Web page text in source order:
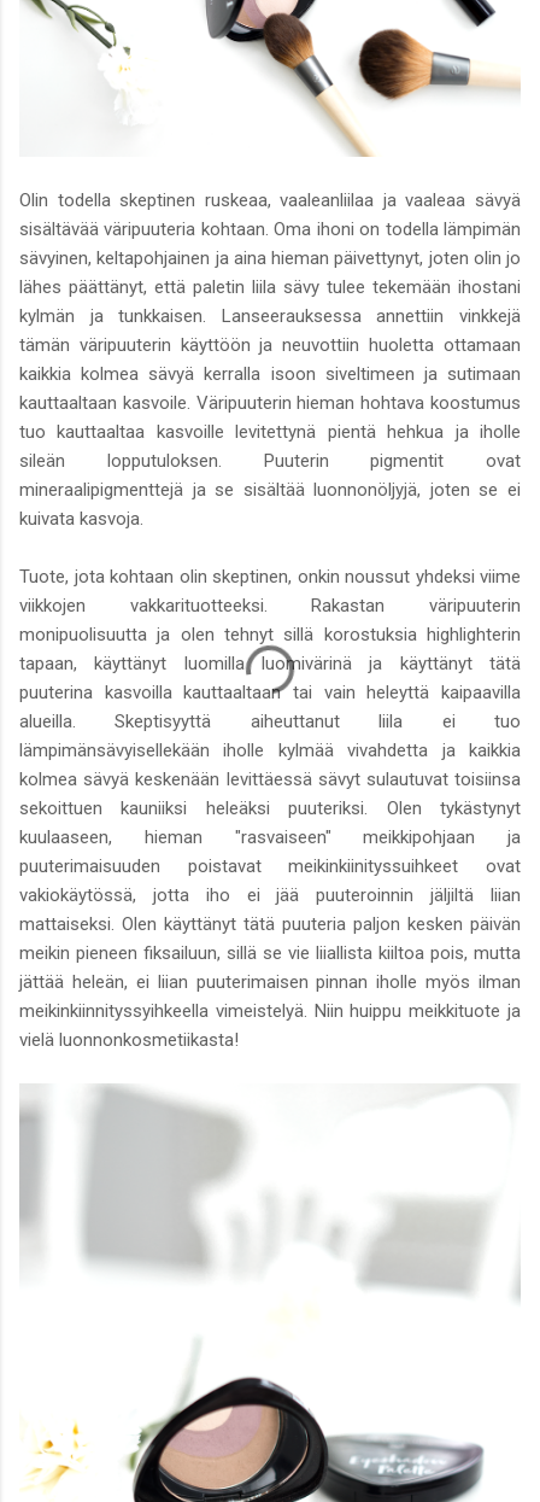
Olin todella skeptinen ruskeaa, vaaleanliilaa ja vaaleaa sävyä
sisältävää väripuuteria kohtaan. Oma ihoni on todella lämpimän
sävyinen, keltapohjainen ja aina hieman päivettynyt, joten olin jo
lähes päättänyt, että paletin liila sävy tulee tekemään ihostani
kylmän ja tunkkaisen. Lanseerauksessa annettiin vinkkejä
tämän väripuuterin käyttöön ja neuvottiin huoletta ottamaan
kaikkia kolmea sävyä kerralla isoon siveltimeen ja sutimaan
kauttaaltaan kasvoile. Väripuuterin hieman hohtava koostumus
tuo kauttaaltaa kasvoille levitettynä pientä hehkua ja iholle
sileän lopputuloksen. Puuterin pigmentit ovat
mineraalipigmenttejä ja se sisältää luonnonöljyjä, joten se ei
kuivata kasvoja.
Tuote, jota kohtaan olin skeptinen, onkin noussut yhdeksi viime
viikkojen vakkarituotteeksi. Rakastan väripuuterin
monipuolisuutta ja olen tehnyt sillä korostuksia highlighterin
tapaan, käyttänyt luomilla luomivärinä ja käyttänyt tätä
puuterina kasvoilla kauttaaltaan tai vain heleyttä kaipaavilla
alueilla. Skeptisyyttä aiheuttanut liila ei tuo
lämpimänsävyisellekään iholle kylmää vivahdetta ja kaikkia
kolmea sävyä keskenään levittäessä sävyt sulautuvat toisiinsa
sekoittuen kauniiksi heleäksi puuteriksi. Olen tykästynyt
kuulaaseen, hieman "rasvaiseen" meikkipohjaan ja
puuterimaisuuden poistavat meikinkiinityssuihkeet ovat
vakiokäytössä, jotta iho ei jää puuteroinnin jäljiltä liian
mattaiseksi. Olen käyttänyt tätä puuteria paljon kesken päivän
meikin pieneen fiksailuun, sillä se vie liiallista kiiltoa pois, mutta
jättää heleän, ei liian puuterimaisen pinnan iholle myös ilman
meikinkiinnityssyihkeella vimeistelyä. Niin huippu meikkituote ja
vielä luonnonkosmetiikasta!